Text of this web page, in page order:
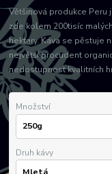
Většinová produkce Peru
zde kolem 200tisíc
hektary. Káva se pěstuje
největší procudent
nedostupnost kvalitních
Množství
Druh kávy